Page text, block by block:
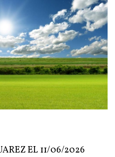
EL 11/06/2026